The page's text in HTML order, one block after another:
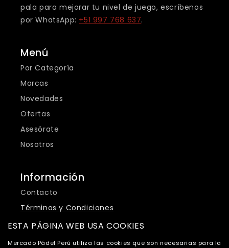
pala para mejorar tu nivel de juego, escríbenos
por WhatsApp: +51 997 768 637.
Menú
Por Categoría
Marcas
Novedades
Ofertas
Asesórate
Nosotros
Información
Contacto
Términos y Condiciones
Política de Privacidad
Cambios y Devoluciones
ESTA PÁGINA WEB USA COOKIES
Mercado Pádel Perú utiliza las cookies que son necesarias para la